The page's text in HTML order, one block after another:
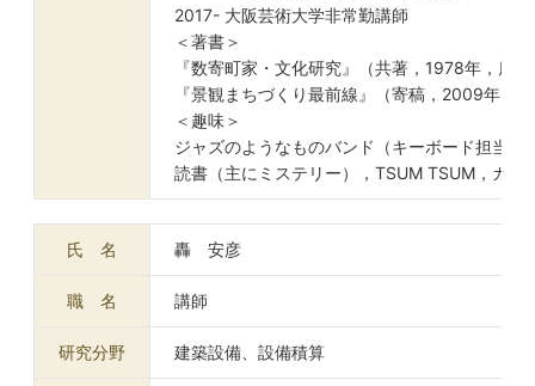
2017- 大阪芸術大学非常勤講師
＜著書＞
『数寄町家・文化研究』（共著，1978年，鹿
『景観まちづくり最前線』（寄稿，2009年，
＜趣味＞
ジャズのようなものバンド（キーボード担当）
読書（主にミステリー），TSUM TSUM，カメ
氏 名 轟 安彦
職 名 講師
研究分野 建築設備、設備積算